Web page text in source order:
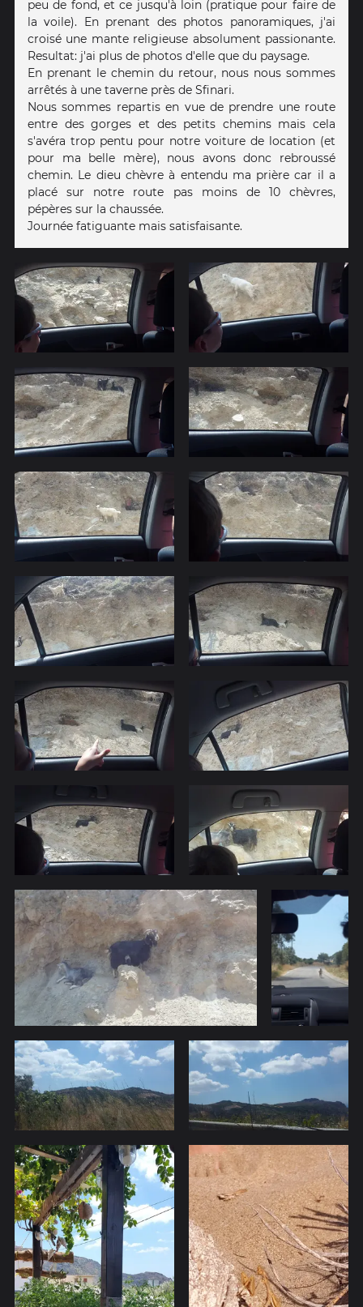
peu de fond, et ce jusqu'à loin (pratique pour faire de
la voile). En prenant des photos panoramiques, j'ai
croisé une mante religieuse absolument passionante.
Resultat: j'ai plus de photos d'elle que du paysage.
En prenant le chemin du retour, nous nous sommes
arrêtés à une taverne près de Sfinari.
Nous sommes repartis en vue de prendre une route
entre des gorges et des petits chemins mais cela
s'avéra trop pentu pour notre voiture de location (et
pour ma belle mère), nous avons donc rebroussé
chemin. Le dieu chèvre à entendu ma prière car il a
placé sur notre route pas moins de 10 chèvres,
pépères sur la chaussée.
Journée fatiguante mais satisfaisante.